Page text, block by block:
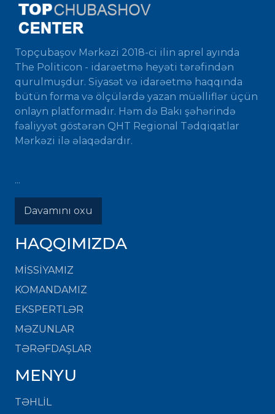
Topçubaşov Mərkəzi 2018-ci ilin aprel ayında
The Politicon - idarəetmə heyəti tərəfindən
qurulmuşdur. Siyasət və idarəetmə haqqında
bütün forma və ölçülərdə yazan müəlliflər üçün
onlayn platformadır. Həm də Bakı şəhərində
fəaliyyət göstərən QHT Regional Tədqiqatlar
Mərkəzi ilə əlaqədardır.
...
Davamını oxu
HAQQIMIZDA
MISSIYAMIZ
KOMANDAMIZ
EKSPERTLƏR
MƏZUNLAR
TƏRƏFDAŞLAR
MENYU
TƏHLİL